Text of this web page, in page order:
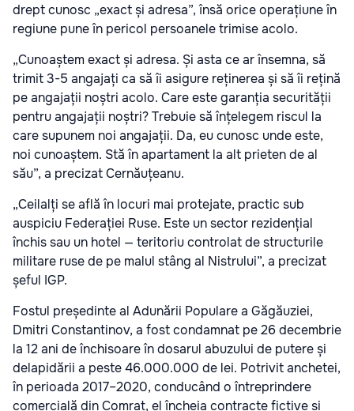
drept cunosc „exact și adresa”, însă orice operațiune în
regiune pune în pericol persoanele trimise acolo.
„Cunoaștem exact și adresa. Și asta ce ar însemna, să
trimit 3-5 angajați ca să îi asigure reținerea și să îi rețină
pe angajații noștri acolo. Care este garanția securității
pentru angajații noștri? Trebuie să înțelegem riscul la
care supunem noi angajații. Da, eu cunosc unde este,
noi cunoaștem. Stă în apartament la alt prieten de al
său”, a precizat Cernăuțeanu.
„Ceilalți se află în locuri mai protejate, practic sub
auspiciu Federației Ruse. Este un sector rezidențial
închis sau un hotel — teritoriu controlat de structurile
militare ruse de pe malul stâng al Nistrului”, a precizat
șeful IGP.
Fostul președinte al Adunării Populare a Găgăuziei,
Dmitri Constantinov, a fost condamnat pe 26 decembrie
la 12 ani de închisoare în dosarul abuzului de putere și
delapidării a peste 46.000.000 de lei. Potrivit anchetei,
în perioada 2017–2020, conducând o întreprindere
comercială din Comrat, el încheia contracte fictive și